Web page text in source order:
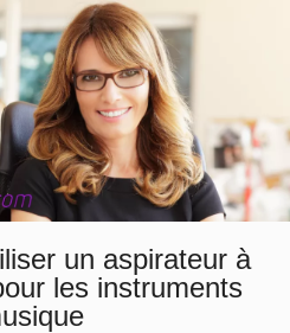
un aspirateur à
les instruments